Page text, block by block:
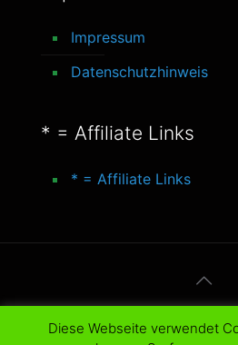
Impressum
Datenschutzhinweis
* = Affiliate Links
* = Affiliate Links
© 2016-2025 better-life-
Reserved.
Diese Webseite verwendet